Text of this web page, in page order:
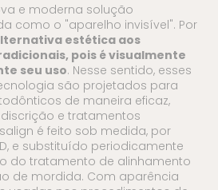
e moderna solução
como o "aparelho invisível". Por
estética aos
pois é visualmente
seu uso. Nesse sentido, esses
são projetados para
de maneira eficaz,
e tratamentos
é feito sob medida, por
e substituído periodicamente
do tratamento de alinhamento
de mordida. Com aparência